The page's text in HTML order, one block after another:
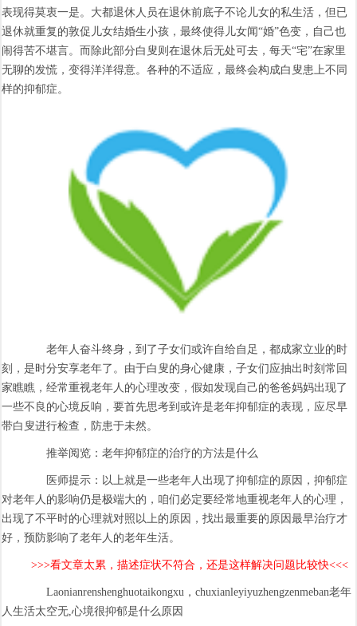
表现得莫衷一是。大都退休人员在退休前底子不论儿女的私生活，但已
退休就重复的敦促儿女结婚生小孩，最终使得儿女闻“婚”色变，自己也
闹得苦不堪言。而除此部分白叟则在退休后无处可去，每天“宅”在家里
无聊的发慌，变得洋洋得意。各种的不适应，最终会构成白叟患上不同
样的抑郁症。
老年人奋斗终身，到了子女们或许自给自足，都成家立业的时
刻，是时分安享老年了。由于白叟的身心健康，子女们应抽出时刻常回
家瞧瞧，经常重视老年人的心理改变，假如发现自己的爸爸妈妈出现了
一些不良的心境反响，要首先思考到或许是老年抑郁症的表现，应尽早
带白叟进行检查，防患于未然。
推举阅览：老年抑郁症的治疗的方法是什么
医师提示：以上就是一些老年人出现了抑郁症的原因，抑郁症
对老年人的影响仍是极端大的，咱们必定要经常地重视老年人的心理，
出现了不平时的心理就对照以上的原因，找出最重要的原因最早治疗才
好，预防影响了老年人的老年生活。
>>>看文章太累，描述症状不符合，还是这样解决问题比较快<<<
Laonianrenshenghuotaikongxu，chuxianleyiyuzhengzenmeban老年
人生活太空无,心境很抑郁是什么原因